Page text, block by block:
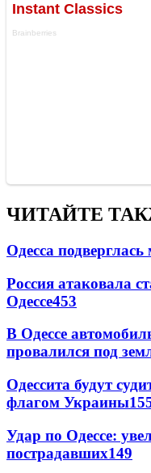
ЧИТАЙТЕ
Одесса
Россия атаковала
Одессе453
В Одессе
провалился под
Одессита будут
флагом Украины
Удар по Одессе:
пострадавших149